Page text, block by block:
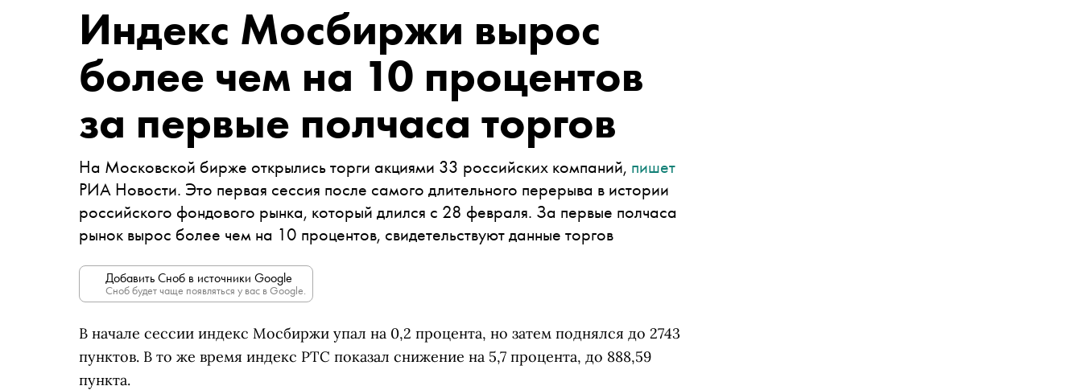
Индекс Мосбиржи вырос
более чем на 10 процентов
за первые полчаса торгов
На Московской бирже открылись торги акциями 33 российских компаний, пишет
РИА Новости. Это первая сессия после самого длительного перерыва в истории
российского фондового рынка, который длился с 28 февраля. За первые полчаса
рынок вырос более чем на 10 процентов, свидетельствуют данные торгов
Добавить Сноб в источники Google
Сноб будет чаще появляться у вас в Google.
В начале сессии индекс Мосбиржи упал на 0,2 процента, но затем поднялся до 2743
пунктов. В то же время индекс РТС показал снижение на 5,7 процента, до 888,59
пункта.